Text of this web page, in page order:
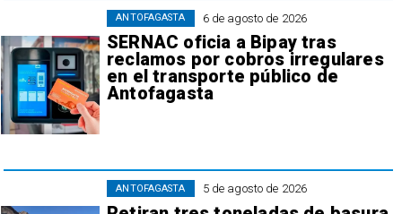
6 de agosto de 2026
SERNAC oficia a Bipay tras
reclamos por cobros irregulares
en el transporte público de
Antofagasta
ANTOFAGASTA
5 de agosto de 2026
ANTOFAGASTA